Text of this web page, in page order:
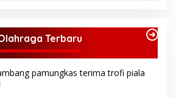
Terbaru